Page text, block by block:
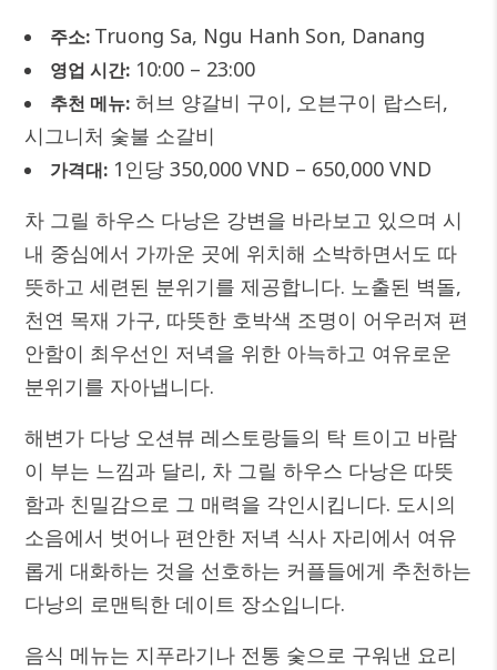
주소: Truong Sa, Ngu Hanh Son, Danang
영업 시간: 10:00 – 23:00
추천 메뉴: 허브 양갈비 구이, 오븐구이 랍스터,
시그니처 숯불 소갈비
가격대: 1인당 350,000 VND – 650,000 VND
차 그릴 하우스 다낭은 강변을 바라보고 있으며 시
내 중심에서 가까운 곳에 위치해 소박하면서도 따
뜻하고 세련된 분위기를 제공합니다. 노출된 벽돌,
천연 목재 가구, 따뜻한 호박색 조명이 어우러져 편
안함이 최우선인 저녁을 위한 아늑하고 여유로운
분위기를 자아냅니다.
해변가 다낭 오션뷰 레스토랑들의 탁 트이고 바람
이 부는 느낌과 달리, 차 그릴 하우스 다낭은 따뜻
함과 친밀감으로 그 매력을 각인시킵니다. 도시의
소음에서 벗어나 편안한 저녁 식사 자리에서 여유
롭게 대화하는 것을 선호하는 커플들에게 추천하는
다낭의 로맨틱한 데이트 장소입니다.
음식 메뉴는 지푸라기나 전통 숯으로 구워낸 요리